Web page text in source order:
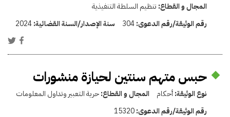
المجال و القطاع: تنظيم السلطة التنفيذية
رقم الوثيقة/رقم الدعوى:304 سنة الإصدار/السنة القضائية:2024
حبس متهم سنتين لحيازة منشورات
نوع الوثيقة:أحكام المجال و القطاع:حرية التعبير وتداول المعلومات
رقم الوثيقة/رقم الدعوى:15320